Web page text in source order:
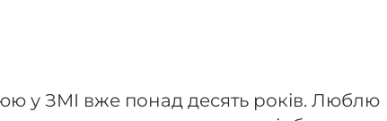
у ЗМІ вже понад десять років. Люблю